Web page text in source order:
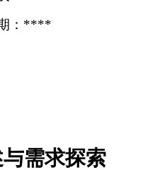
：****
需求探索